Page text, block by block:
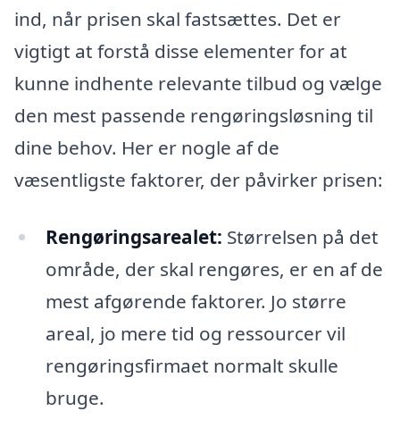
ind, når prisen skal fastsættes. Det er
vigtigt at forstå disse elementer for at
kunne indhente relevante tilbud og vælge
den mest passende rengøringsløsning til
dine behov. Her er nogle af de
væsentligste faktorer, der påvirker prisen:
Rengøringsarealet: Størrelsen på det
område, der skal rengøres, er en af de
mest afgørende faktorer. Jo større
areal, jo mere tid og ressourcer vil
rengøringsfirmaet normalt skulle
bruge.